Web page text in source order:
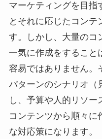
マーケティングを目指
とそれに応じたコンテ
す。しかし、大量のコ
一気に作成をすること
容易ではありません。
パターンのシナリオ（
し、予算や人的リソ
コンテンツから順々に
な対応策になります。